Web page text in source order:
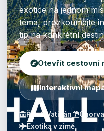
exotice na jednom
téma, prozkoumejte
tip na konkrétní
Otevřít cestovní
Interaktivní
Řím & Vatikán
Exotika v zimě